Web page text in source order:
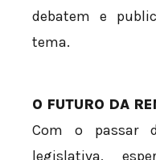
debatem e
tema.
O FUTURO DA
Com o passar
legislativa,